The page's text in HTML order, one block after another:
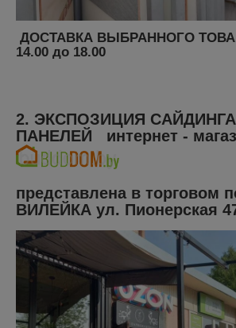
ДОСТАВКА ВЫБРАННОГО
14.00 до 18.00
2. ЭКСПОЗИЦИЯ
ПАНЕЛЕЙ интернет -
представлена в торговом
ВИЛЕЙКА ул. Пионерская